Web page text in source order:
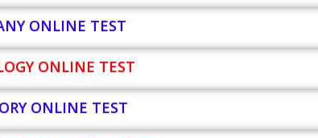
ONLINE TEST
ONLINE TEST
ONLINE TEST